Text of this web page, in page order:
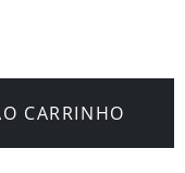
CARRINHO